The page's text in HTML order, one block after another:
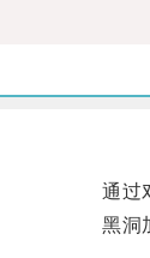
通过对
黑洞加